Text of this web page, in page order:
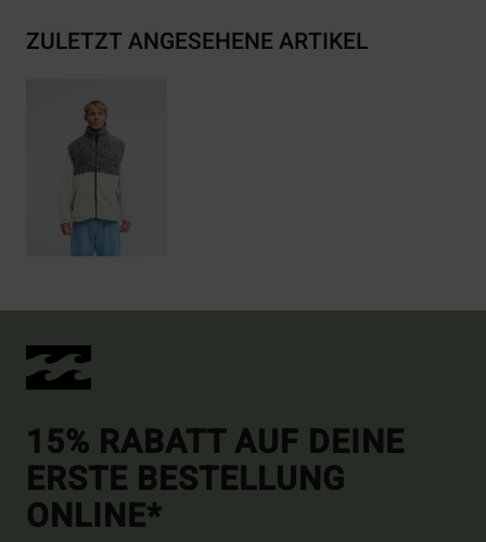
ZULETZT ANGESEHENE ARTIKEL
15% RABATT AUF DEINE
ERSTE BESTELLUNG
ONLINE*